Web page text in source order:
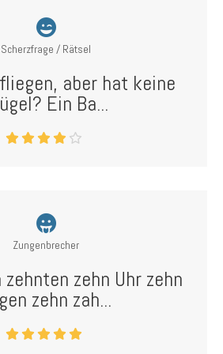
Scherzfrage / Rätsel
aber hat keine
Ein Ba...
Zungenbrecher
zehn Uhr zehn
zehn zah...